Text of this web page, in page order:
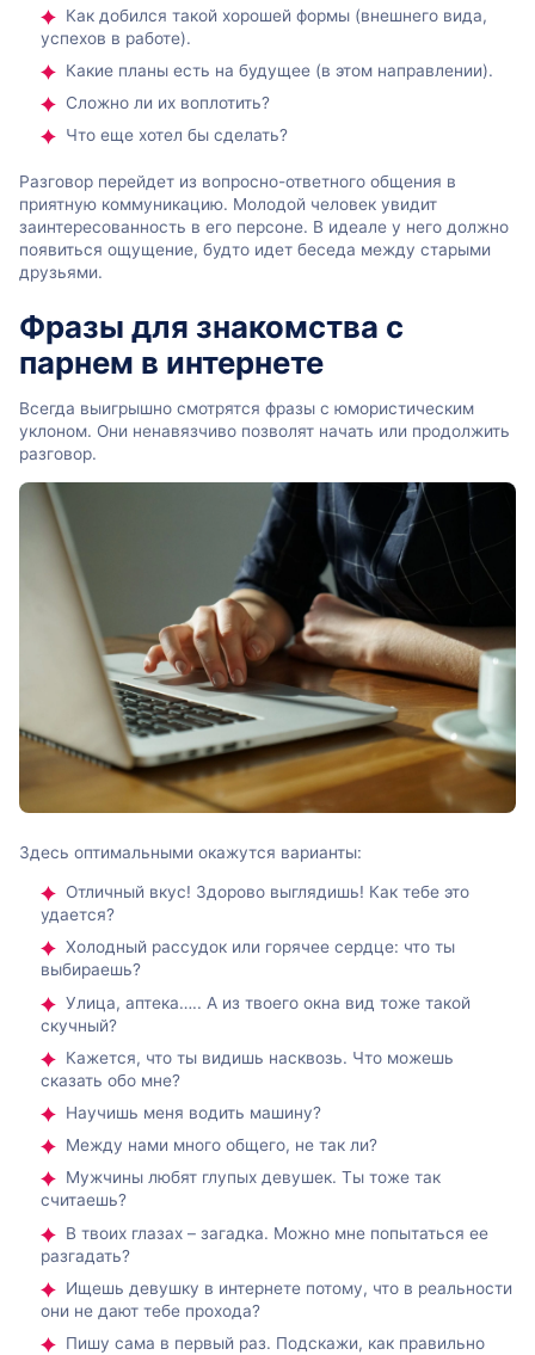
Как добился такой хорошей формы (внешнего вида,
успехов в работе).
Какие планы есть на будущее (в этом направлении).
Сложно ли их воплотить?
Что еще хотел бы сделать?
Разговор перейдет из вопросно-ответного общения в
приятную коммуникацию. Молодой человек увидит
заинтересованность в его персоне. В идеале у него должно
появиться ощущение, будто идет беседа между старыми
друзьями.
Фразы для знакомства с
парнем в интернете
Всегда выигрышно смотрятся фразы с юмористическим
уклоном. Они ненавязчиво позволят начать или продолжить
разговор.
Здесь оптимальными окажутся варианты:
Отличный вкус! Здорово выглядишь! Как тебе это
удается?
Холодный рассудок или горячее сердце: что ты
выбираешь?
Улица, аптека….. А из твоего окна вид тоже такой
скучный?
Кажется, что ты видишь насквозь. Что можешь
сказать обо мне?
Научишь меня водить машину?
Между нами много общего, не так ли?
Мужчины любят глупых девушек. Ты тоже так
считаешь?
В твоих глазах – загадка. Можно мне попытаться ее
разгадать?
Ищешь девушку в интернете потому, что в реальности
они не дают тебе прохода?
Пишу сама в первый раз. Подскажи, как правильно